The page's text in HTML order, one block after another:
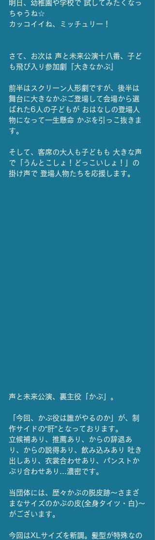
明日、幼稚園や学校で 試してみたくなっ
ちゃうね☆
カッコイイね、ミッチュリー！
さて、お次は 声と未来公演十八番、子ど
も飛び入り参加劇『大きなかぶ』
前半はスクリーン人形劇ですが、後半は
舞台に大きなかぶご登場して会場から選
ばれた6人の子どもが おはなしの登場人
物になって一生懸命 かぶを引っこ抜きま
す。
そして、客席の大人も子どもも 大きな声
で「うんとこしょ！どっこいしょ！」の
掛け声で 登場人物たちを応援します。
声と未来公演、裏主役「かぶ」。
「今回、かぶ役は誰がやるのか」が、制
作サイドの“肝”となっております。
立候補あり、推薦あり、からの辞退あ
り、からの説得あり、飲み込みあり 吐き
出しあり、衣裳合わせあり、パンストか
ぶり合わせあり...濃密です。
当団体には、歴々かぶの脱皮跡〜さまざ
まなサイズのかぶの皮(全身タイツ・白)〜
がございます。
今回はXLサイズを新調。髪型が特殊なの